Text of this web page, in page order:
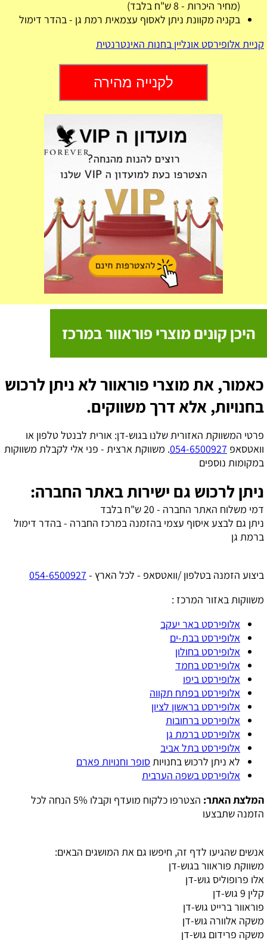
(מחיר היכרות - 8 ש"ח בלבד)
בקניה מקוונת ניתן לאסוף עצמאית רמת גן - בהדר דימול
קניית אלופירסט אונליין בחנות האינטרנטית
לקנייה מהירה
היכן קונים מוצרי פוראוור במרכז
כאמור, את מוצרי פוראוור לא ניתן לרכוש
בחנויות, אלא דרך משווקים.
פרטי המשווקת האזורית שלנו בגוש-דן: אורית לבנטל טלפון או
וואטסאפ 054-6500927. משווקת ארצית - פני אלי לקבלת משווקות
במקומות נוספים
ניתן לרכוש גם ישירות באתר החברה:
דמי משלוח האתר החברה - 20 ש"ח בלבד
ניתן גם לבצע איסוף עצמי בהזמנה במרכז החברה - בהדר דימול
ברמת גן
ביצוע הזמנה בטלפון /וואטסאפ - לכל הארץ - 054-6500927
משווקות באזור המרכז :
אלופירסט באר יעקב
אלופירסט בבת-ים
אלופירסט בחולון
אלופירסט בחמד
אלופירסט ביפו
אלופירסט בפתח תקווה
אלופירסט בראשון לציון
אלופירסט ברחובות
אלופירסט ברמת גן
אלופירסט בתל אביב
לא ניתן לרכוש בחנויותסופר וחנויות פארם
אלופירסט בשפה הערבית
המלצת האתר:
הצטרפו כלקוח מועדף וקבלו 5% הנחה לכל
הזמנה שתבצעו
אנשים שהגיעו לדף זה, חיפשו גם את המושגים הבאים:
משווקת פוראוור בגוש-דן
אלו פרופוליס גוש-דן
קלין 9 גוש-דן
פוראוור ברייט גוש-דן
משקה אלוורה גוש-דן
משקה פרידום גוש-דן